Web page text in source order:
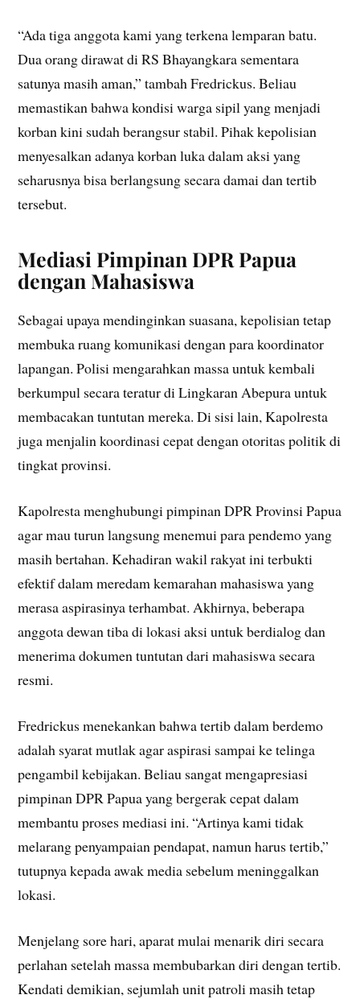
“Ada tiga anggota kami yang terkena lemparan batu.
Dua orang dirawat di RS Bhayangkara sementara
satunya masih aman,” tambah Fredrickus. Beliau
memastikan bahwa kondisi warga sipil yang menjadi
korban kini sudah berangsur stabil. Pihak kepolisian
menyesalkan adanya korban luka dalam aksi yang
seharusnya bisa berlangsung secara damai dan tertib
tersebut.
Mediasi Pimpinan DPR Papua
dengan Mahasiswa
Sebagai upaya mendinginkan suasana, kepolisian tetap
membuka ruang komunikasi dengan para koordinator
lapangan. Polisi mengarahkan massa untuk kembali
berkumpul secara teratur di Lingkaran Abepura untuk
membacakan tuntutan mereka. Di sisi lain, Kapolresta
juga menjalin koordinasi cepat dengan otoritas politik di
tingkat provinsi.
Kapolresta menghubungi pimpinan DPR Provinsi Papua
agar mau turun langsung menemui para pendemo yang
masih bertahan. Kehadiran wakil rakyat ini terbukti
efektif dalam meredam kemarahan mahasiswa yang
merasa aspirasinya terhambat. Akhirnya, beberapa
anggota dewan tiba di lokasi aksi untuk berdialog dan
menerima dokumen tuntutan dari mahasiswa secara
resmi.
Fredrickus menekankan bahwa tertib dalam berdemo
adalah syarat mutlak agar aspirasi sampai ke telinga
pengambil kebijakan. Beliau sangat mengapresiasi
pimpinan DPR Papua yang bergerak cepat dalam
membantu proses mediasi ini. “Artinya kami tidak
melarang penyampaian pendapat, namun harus tertib,”
tutupnya kepada awak media sebelum meninggalkan
lokasi.
Menjelang sore hari, aparat mulai menarik diri secara
perlahan setelah massa membubarkan diri dengan tertib.
Kendati demikian, sejumlah unit patroli masih tetap